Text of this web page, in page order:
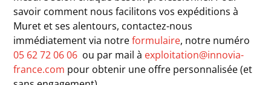
savoir comment nous facilitons vos expéditions à
Muret et ses alentours, contactez-nous
immédiatement via notreformulaire, notre numéro
05 62 72 06 06 ou par mail à exploitation@innovia-
france.com pour obtenir une offre personnalisée (et